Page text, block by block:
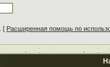
[ Расширенная помощь по